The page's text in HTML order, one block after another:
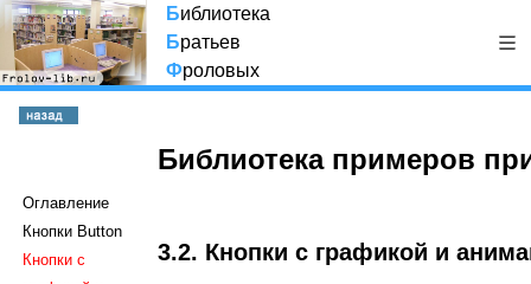
Библиотека
Братьев
Фроловых
Библиотека примеров
Оглавление
Кнопки Button
Кнопки с
3.2. Кнопки с графикой и